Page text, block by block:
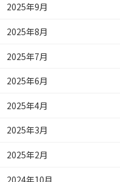
2025年9月
2025年8月
2025年7月
2025年6月
2025年4月
2025年3月
2025年2月
2024年10月